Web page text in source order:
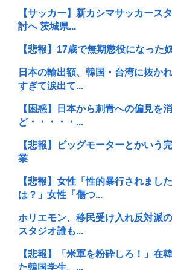
【サッカー】新カシマサッカース
討へ 茨城県...
【悲報】17歳で無期懲役になった
日本の輸出額、韓国・台湾に抜か
すぎて涙出て...
【困惑】日本から刺青への偏見を
ど・・・・・...
【悲報】ビッグモーターとかいう
業
【悲報】女性「性的暴行されまし
は？」女性「傷つ...
ホリエモン、移民受け入れ反対派
スタジオ誰も...
【悲報】「米軍を粉砕しろ！」在
た韓国学生、...